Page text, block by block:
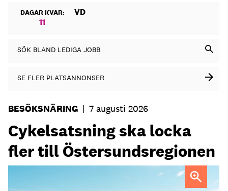
DAGAR KVAR:
11
VD
SÖK BLAND LEDIGA JOBB
SE FLER PLATSANNONSER
BESÖKSNÄRING | 7 augusti 2026
Cykelsatsning ska locka
fler till Östersundsregionen